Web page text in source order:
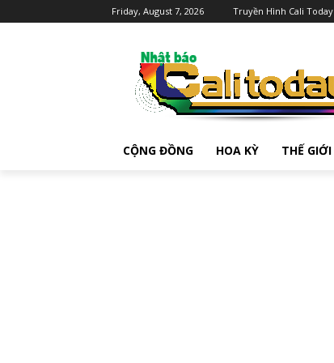
Friday, August 7, 2026 Truyền Hình Cali Today
CỘNG ĐỒNG HOA KỲ THẾ GIỚI